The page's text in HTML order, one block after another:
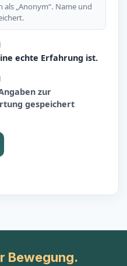
„Anonym“. Name und
echte Erfahrung ist.
zur
gespeichert
Bewegung.